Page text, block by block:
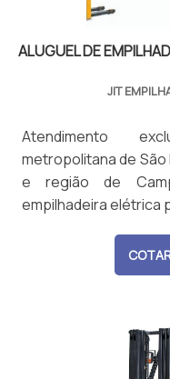
ALUGUEL DE
JIT
Atendimento
metropolitana de São
e região de
empilhadeira elétrica